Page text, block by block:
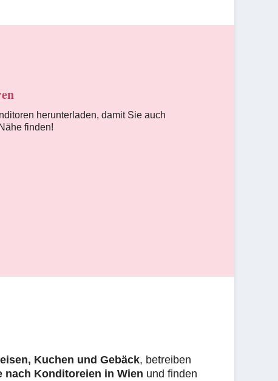
herunterladen, damit Sie auch
finden!
Kuchen und Gebäck, betreiben
nach Konditoreien in Wien und finden